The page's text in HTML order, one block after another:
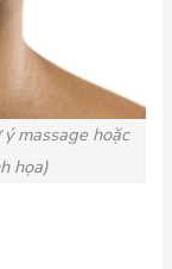
massage hoặc
họa)